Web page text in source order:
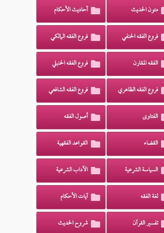
متون الحديث أحاديث الأحكام
فروع الفقه الحنفي فروع الفقه المالكي
الفقه المقارن فروع الفقه الحنبلي
فروع الفقه الظاهري فروع الفقه الشافعي
الفتاوى أصول الفقه
القضاء القواعد الفقهية
السياسة الشرعية الآداب الشرعية
لغة الفقه آيات الأحكام
تفسير القرآن شروح الحديث